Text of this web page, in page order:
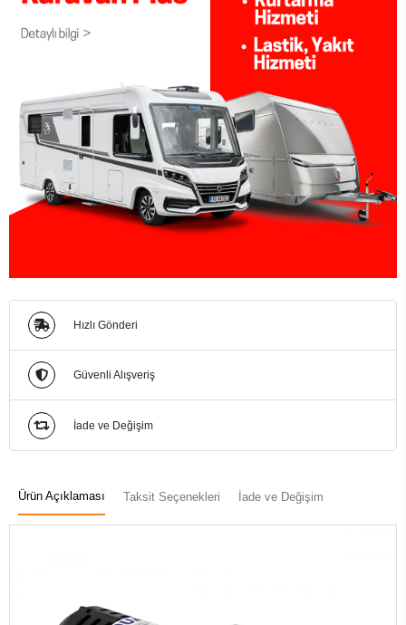
Hızlı Gönderi
Güvenli Alışveriş
İade ve Değişim
Ürün Açıklaması Taksit Seçenekleri İade ve Değişim